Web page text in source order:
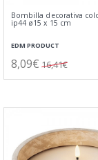
Bombilla decorativa
ip44 ø15 x 15 cm
EDM PRODUCT
8,09€ 16,41€